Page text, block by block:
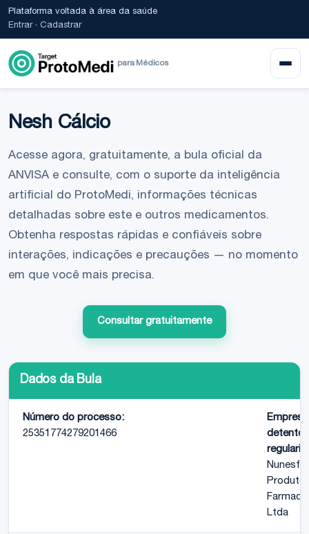
Plataforma voltada à área da saúde
Entrar· Cadastrar
para Médicos
Nesh Cálcio
Acesse agora, gratuitamente, a bula oficial da
ANVISA e consulte, com o suporte da inteligência
artificial do ProtoMedi, informações técnicas
detalhadas sobre este e outros medicamentos.
Obtenha respostas rápidas e confiáveis sobre
interações, indicações e precauções — no momento
em que você mais precisa.
Consultar gratuitamente
Dados da Bula
Número do processo:
25351774279201466
Empresa
Ltda